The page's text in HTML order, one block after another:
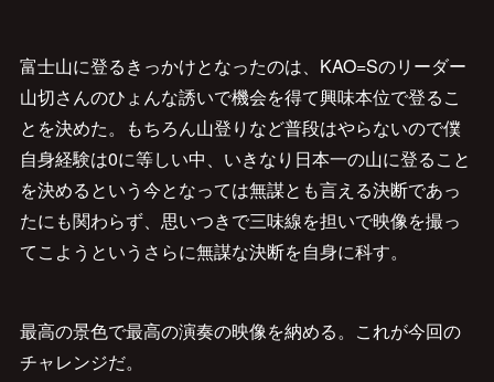
富士山に登るきっかけとなったのは、KAO=Sのリーダー
山切さんのひょんな誘いで機会を得て興味本位で登るこ
とを決めた。もちろん山登りなど普段はやらないので僕
自身経験は0に等しい中、いきなり日本一の山に登ること
を決めるという今となっては無謀とも言える決断であっ
たにも関わらず、思いつきで三味線を担いで映像を撮っ
てこようというさらに無謀な決断を自身に科す。
最高の景色で最高の演奏の映像を納める。これが今回の
チャレンジだ。